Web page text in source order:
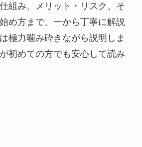
組み、メリット・リスク、そ
め方まで、一から丁寧に解説
極力噛み砕きながら説明しま
初めての方でも安心して読み